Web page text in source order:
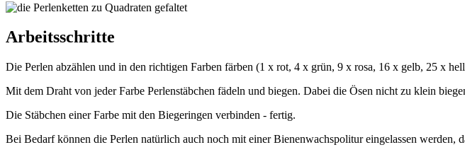
Arbeitsschritte
Die Perlen abzählen und in den richtigen Farben färben (1 x rot, 4 x grün, 9 x rosa, 16 x gelb, 25 x
Mit dem Draht von jeder Farbe Perlenstäbchen fädeln und biegen. Dabei die Ösen nicht zu klein
Die Stäbchen einer Farbe mit den Biegeringen verbinden - fertig.
Bei Bedarf können die Perlen natürlich auch noch mit einer Bienenwachspolitur eingelassen werden,